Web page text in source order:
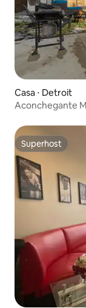
Casa ⋅ Detroit
Aconchegante
Superhost
Superhost